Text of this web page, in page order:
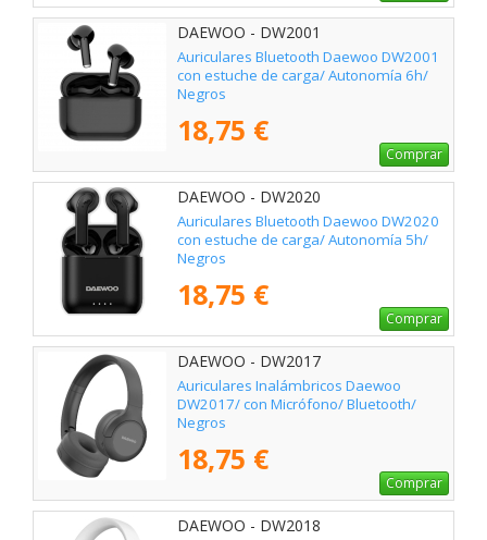
DAEWOO - DW2001
Auriculares Bluetooth Daewoo DW2001
con estuche de carga/ Autonomía 6h/
Negros
18,75 €
Comprar
DAEWOO - DW2020
Auriculares Bluetooth Daewoo DW2020
con estuche de carga/ Autonomía 5h/
Negros
18,75 €
Comprar
DAEWOO - DW2017
Auriculares Inalámbricos Daewoo
DW2017/ con Micrófono/ Bluetooth/
Negros
18,75 €
Comprar
DAEWOO - DW2018